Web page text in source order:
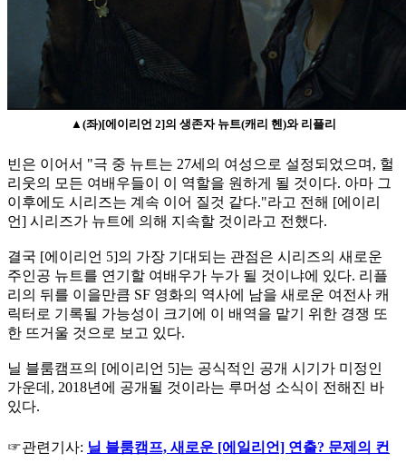
▲(좌)[에이리언 2]의 생존자 뉴트(캐리 헨)와 리플리
빈은 이어서 "극 중 뉴트는 27세의 여성으로 설정되었으며, 헐
리웃의 모든 여배우들이 이 역할을 원하게 될 것이다. 아마 그
이후에도 시리즈는 계속 이어 질것 같다."라고 전해 [에이리
언] 시리즈가 뉴트에 의해 지속할 것이라고 전했다.
결국 [에이리언 5]의 가장 기대되는 관점은 시리즈의 새로운
주인공 뉴트를 연기할 여배우가 누가 될 것이냐에 있다. 리플
리의 뒤를 이을만큼 SF 영화의 역사에 남을 새로운 여전사 캐
릭터로 기록될 가능성이 크기에 이 배역을 맡기 위한 경쟁 또
한 뜨거울 것으로 보고 있다.
닐 블룸캠프의 [에이리언 5]는 공식적인 공개 시기가 미정인
가운데, 2018년에 공개될 것이라는 루머성 소식이 전해진 바
있다.
☞관련기사: 닐 블룸캠프, 새로운 [에일리언] 연출? 문제의 컨